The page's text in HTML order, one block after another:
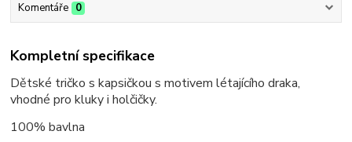
Komentáře 0
Kompletní specifikace
Dětské tričko s kapsičkou s motivem létajícího draka,
vhodné pro kluky i holčičky.
100% bavlna